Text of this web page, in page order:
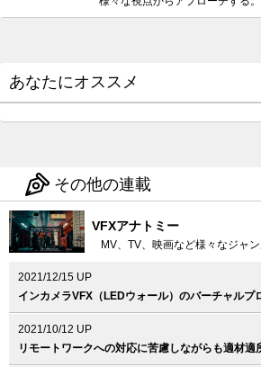
あなたにオススメ
その他の連載
VFXアナトミー
MV、TV、映画など様々なジャ
2021/12/15 UP
2021/10/12 UP